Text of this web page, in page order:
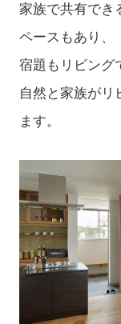
家族で共有でき
ペースもあり、
宿題もリビング
自然と家族がリ
ます。